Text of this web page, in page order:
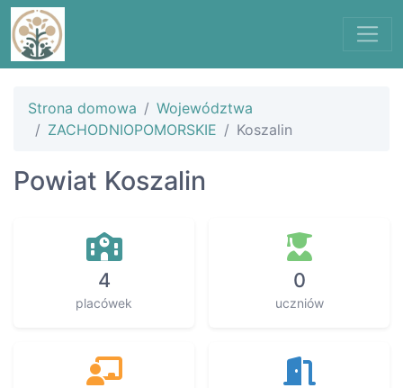
Strona domowa
Województwa
ZACHODNIOPOMORSKIE
Koszalin
Powiat Koszalin
4
placówek
0
uczniów